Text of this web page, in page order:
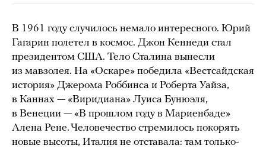
В 1961 году случилось немало интересного. Юрий
Гагарин полетел в космос. Джон Кеннеди стал
президентом США. Тело Сталина вынесли
из мавзолея. На «Оскаре» победила «Вестсайдская
история» Джерома Роббинса и Роберта Уайза,
в Каннах — «Виридиана» Луиса Бунюэля,
в Венеции — «В прошлом году в Мариенбаде»
Алена Рене. Человечество стремилось покорять
новые высоты, Италия не отставала: там только-